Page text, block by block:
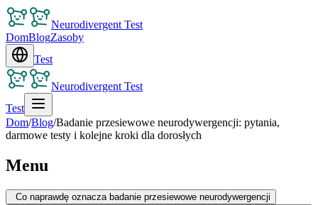
Neurodivergent Test
DomBlogZasoby
Test
Neurodivergent Test
Test
Dom/Blog/Badanie przesiewowe neurodywergencji: pytania,
darmowe testy i kolejne kroki dla dorosłych
Menu
Co naprawdę oznacza badanie przesiewowe neurodywergencji